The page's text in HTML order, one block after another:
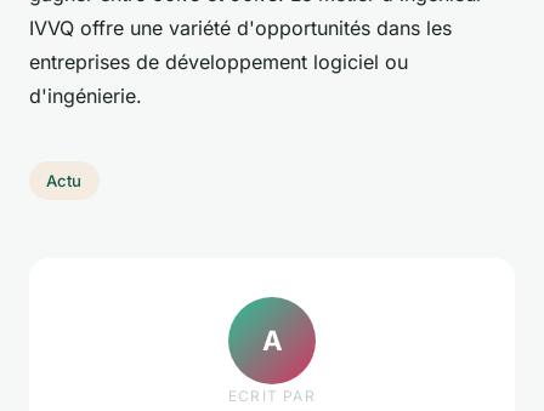
IVVQ offre une variété d'opportunités dans les
entreprises de développement logiciel ou
d'ingénierie.
Actu
A
ECRIT PAR